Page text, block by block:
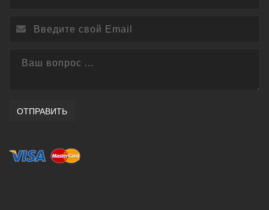
ОТПРАВИТЬ